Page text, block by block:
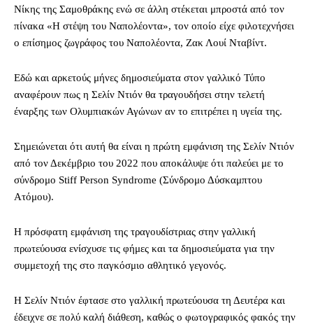
Νίκης της Σαμοθράκης ενώ σε άλλη στέκεται μπροστά από τον
πίνακα «Η στέψη του Ναπολέοντα», τον οποίο είχε φιλοτεχνήσει
ο επίσημος ζωγράφος του Ναπολέοντα, Ζακ Λουί Νταβίντ.
Εδώ και αρκετούς μήνες δημοσιεύματα στον γαλλικό Τύπο
αναφέρουν πως η Σελίν Ντιόν θα τραγουδήσει στην τελετή
έναρξης των Ολυμπιακών Αγώνων αν το επιτρέπει η υγεία της.
Σημειώνεται ότι αυτή θα είναι η πρώτη εμφάνιση της Σελίν Ντιόν
από τον Δεκέμβριο του 2022 που αποκάλυψε ότι παλεύει με το
σύνδρομο Stiff Person Syndrome (Σύνδρομο Δύσκαμπτου
Ατόμου).
Η πρόσφατη εμφάνιση της τραγουδίστριας στην γαλλική
πρωτεύουσα ενίσχυσε τις φήμες και τα δημοσιεύματα για την
συμμετοχή της στο παγκόσμιο αθλητικό γεγονός.
Η Σελίν Ντιόν έφτασε στο γαλλική πρωτεύουσα τη Δευτέρα και
έδειχνε σε πολύ καλή διάθεση, καθώς ο φωτογραφικός φακός την